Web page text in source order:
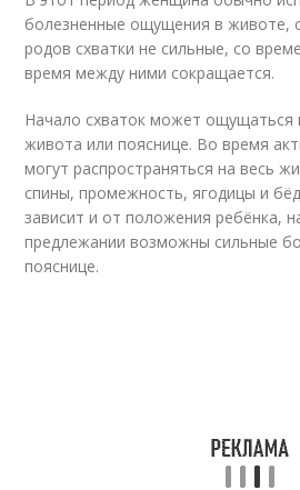
болезненные ощущения в животе,
родов схватки не сильные, со
время между ними сокращается.
Начало схваток может ощущаться
живота или пояснице. Во время
могут распространяться на весь
спины, промежность, ягодицы и
зависит и от положения ребёнка,
предлежании возможны сильные
пояснице.